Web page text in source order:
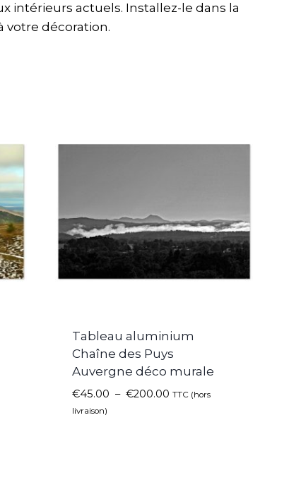
intérieurs actuels. Installez-le dans la
votre décoration.
Tableau aluminium
Chaîne des Puys
Auvergne déco murale
€45.00 – €200.00 TTC (hors
livraison)